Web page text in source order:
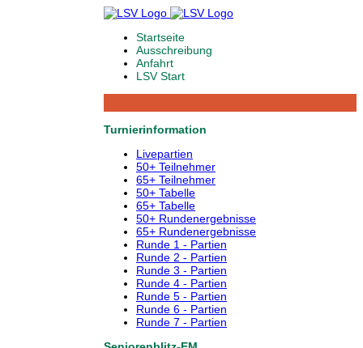
Startseite
Ausschreibung
Anfahrt
LSV Start
Turnierinformation
Livepartien
50+ Teilnehmer
65+ Teilnehmer
50+ Tabelle
65+ Tabelle
50+ Rundenergebnisse
65+ Rundenergebnisse
Runde 1 - Partien
Runde 2 - Partien
Runde 3 - Partien
Runde 4 - Partien
Runde 5 - Partien
Runde 6 - Partien
Runde 7 - Partien